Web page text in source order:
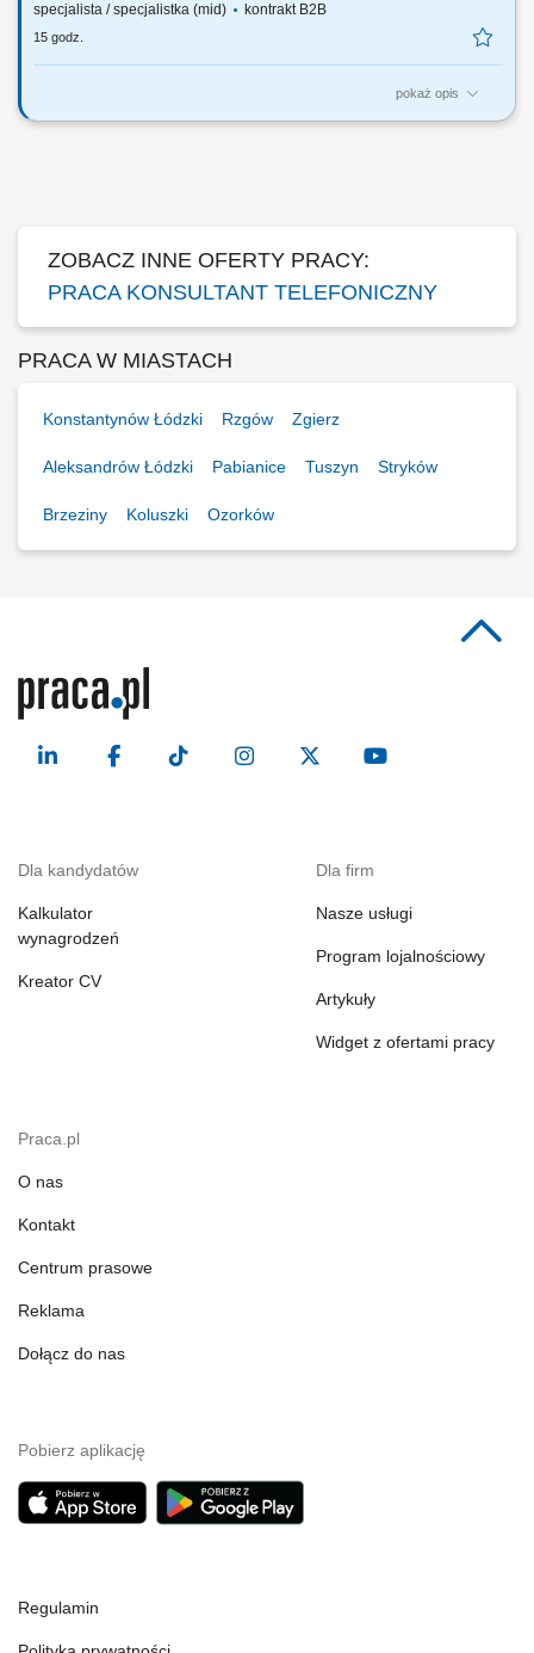
specjalista / specjalistka (mid) kontrakt B2B
15 godz.
pokaż opis
ZADANIA KTÓRE NA CIEBIE CZEKAJĄ: Profesjonalna obsługa nowych
ZOBACZ INNE OFERTY PRACY:
PRACA KONSULTANT TELEFONICZNY
PRACA W MIASTACH
Konstantynów Łódzki Rzgów Zgierz
Aleksandrów Łódzki Pabianice Tuszyn Stryków
Brzeziny Koluszki Ozorków
Dla kandydatów
Kalkulator
wynagrodzeń
Kreator CV
Dla firm
Nasze usługi
Program lojalnościowy
Artykuły
Widget z ofertami pracy
Praca.pl
O nas
Kontakt
Centrum prasowe
Reklama
Dołącz do nas
Pobierz aplikację
Regulamin